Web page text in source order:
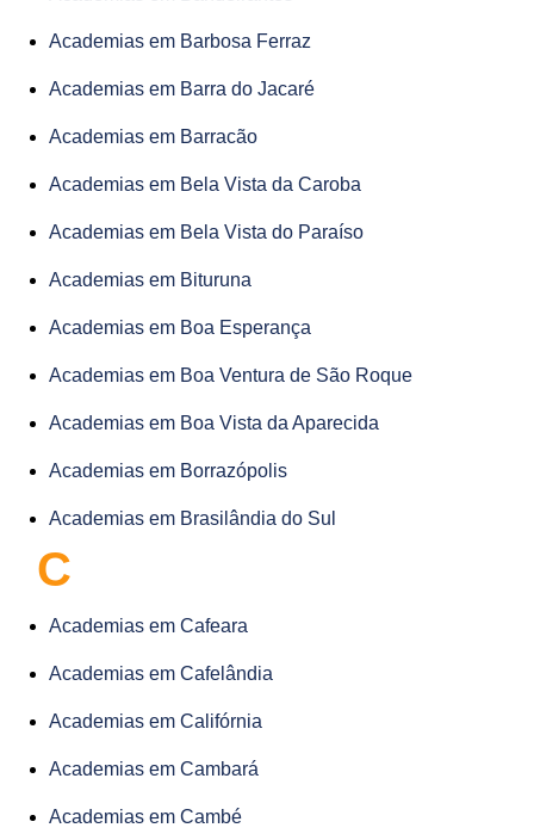
Academias em Barbosa Ferraz
Academias em Barra do Jacaré
Academias em Barracão
Academias em Bela Vista da Caroba
Academias em Bela Vista do Paraíso
Academias em Bituruna
Academias em Boa Esperança
Academias em Boa Ventura de São Roque
Academias em Boa Vista da Aparecida
Academias em Borrazópolis
Academias em Brasilândia do Sul
C
Academias em Cafeara
Academias em Cafelândia
Academias em Califórnia
Academias em Cambará
Academias em Cambé